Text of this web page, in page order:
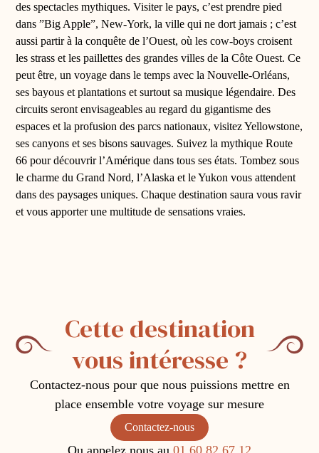
des spectacles mythiques. Visiter le pays, c’est prendre pied
dans ”Big Apple”, New-York, la ville qui ne dort jamais ; c’est
aussi partir à la conquête de l’Ouest, où les cow-boys croisent
les strass et les paillettes des grandes villes de la Côte Ouest. Ce
peut être, un voyage dans le temps avec la Nouvelle-Orléans,
ses bayous et plantations et surtout sa musique légendaire. Des
circuits seront envisageables au regard du gigantisme des
espaces et la profusion des parcs nationaux, visitez Yellowstone,
ses canyons et ses bisons sauvages. Suivez la mythique Route
66 pour découvrir l’Amérique dans tous ses états. Tombez sous
le charme du Grand Nord, l’Alaska et le Yukon vous attendent
dans des paysages uniques. Chaque destination saura vous ravir
et vous apporter une multitude de sensations vraies.
Cette destination
vous intéresse ?
Contactez-nous pour que nous puissions mettre en
place ensemble votre voyage sur mesure
Contactez-nous
Ou appelez nous au 01 60 82 67 12